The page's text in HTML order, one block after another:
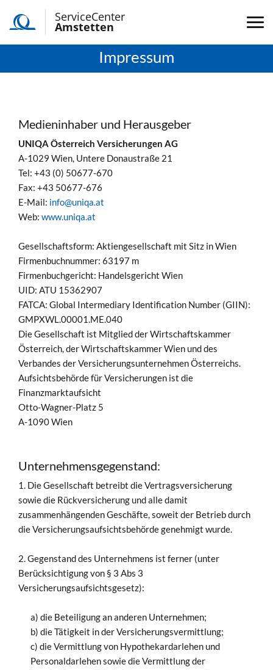
ServiceCenter
Amstetten
Impressum
Medieninhaber und Herausgeber
UNIQA Österreich Versicherungen AG
A-1029 Wien, Untere Donaustraße 21
Tel: +43 (0) 50677-670
Fax: +43 50677-676
E-Mail: info@uniqa.at
Web: www.uniqa.at
Gesellschaftsform: Aktiengesellschaft mit Sitz in Wien
Firmenbuchnummer: 63197 m
Firmenbuchgericht: Handelsgericht Wien
UID: ATU 15362907
FATCA: Global Intermediary Identification Number (GIIN):
GMPXWL.00001.ME.040
Die Gesellschaft ist Mitglied der Wirtschaftskammer
Österreich, der Wirtschaftskammer Wien und des
Verbandes der Versicherungsunternehmen Österreichs.
Aufsichtsbehörde für Versicherungen ist die
Finanzmarktaufsicht
Otto-Wagner-Platz 5
A-1090 Wien
Unternehmensgegenstand:
1. Die Gesellschaft betreibt die Vertragsversicherung
sowie die Rückversicherung und alle damit
zusammenhängenden Geschäfte, soweit der Betrieb durch
die Versicherungsaufsichtsbehörde genehmigt wurde.
2. Gegenstand des Unternehmens ist ferner (unter
Berücksichtigung von § 3 Abs 3
Versicherungsaufsichtsgesetz):
a) die Beteiligung an anderen Unternehmen;
b) die Tätigkeit in der Versicherungsvermittlung;
c) die Vermittlung von Hypothekardarlehen und
Personaldarlehen sowie die Vermittlung der